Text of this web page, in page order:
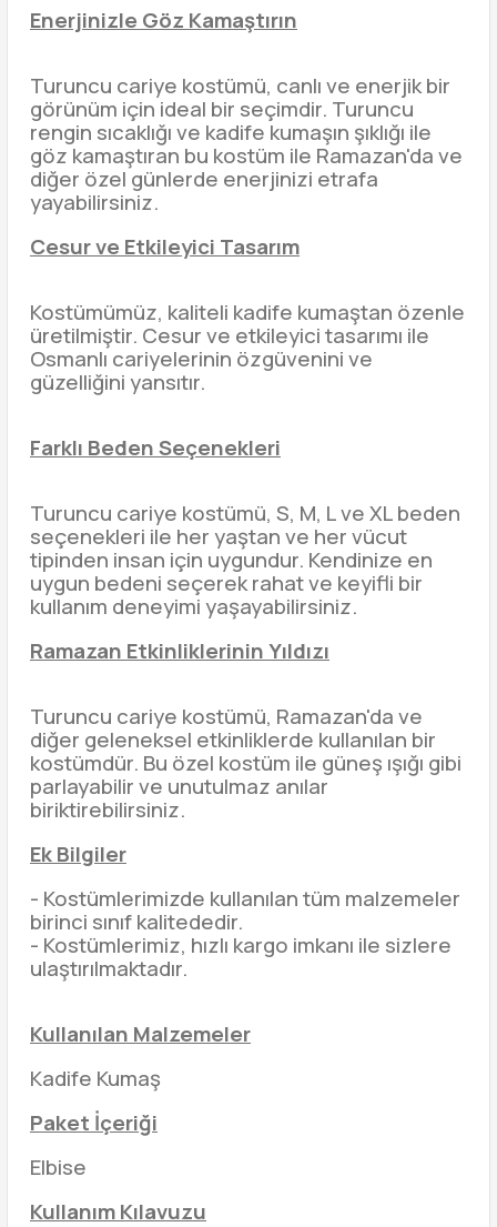
Enerjinizle Göz Kamaştırın
Turuncu cariye kostümü, canlı ve enerjik bir
görünüm için ideal bir seçimdir. Turuncu
rengin sıcaklığı ve kadife kumaşın şıklığı ile
göz kamaştıran bu kostüm ile Ramazan'da ve
diğer özel günlerde enerjinizi etrafa
yayabilirsiniz.
Cesur ve Etkileyici Tasarım
Kostümümüz, kaliteli kadife kumaştan özenle
üretilmiştir. Cesur ve etkileyici tasarımı ile
Osmanlı cariyelerinin özgüvenini ve
güzelliğini yansıtır.
Farklı Beden Seçenekleri
Turuncu cariye kostümü, S, M, L ve XL beden
seçenekleri ile her yaştan ve her vücut
tipinden insan için uygundur. Kendinize en
uygun bedeni seçerek rahat ve keyifli bir
kullanım deneyimi yaşayabilirsiniz.
Ramazan Etkinliklerinin Yıldızı
Turuncu cariye kostümü, Ramazan'da ve
diğer geleneksel etkinliklerde kullanılan bir
kostümdür. Bu özel kostüm ile güneş ışığı gibi
parlayabilir ve unutulmaz anılar
biriktirebilirsiniz.
Ek Bilgiler
- Kostümlerimizde kullanılan tüm malzemeler
birinci sınıf kalitededir.
- Kostümlerimiz, hızlı kargo imkanı ile sizlere
ulaştırılmaktadır.
Kullanılan Malzemeler
Kadife Kumaş
Paket İçeriği
Elbise
Kullanım Kılavuzu